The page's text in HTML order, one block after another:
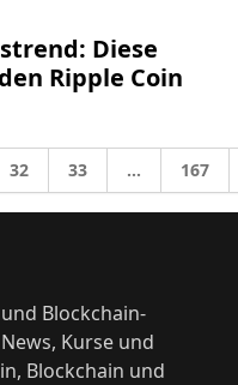
Diese
Ripple Coin
Seite
Gehe zur Seite
32 Gehe zur Seite
33 … Gehe
167
Blockchain-
Kurse und
Blockchain und